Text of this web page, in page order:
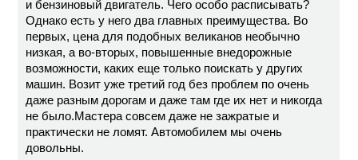
и бензиновый двигатель. Чего особо расписывать?
Однако есть у него два главных преимущества. Во
первых, цена для подобных великанов необычно
низкая, а во-вторых, повышенные внедорожные
возможности, каких еще только поискать у других
машин. Возит уже третий год без проблем по очень
даже разным дорогам и даже там где их нет и никогда
не было.Мастера совсем даже не зажратые и
практически не ломят. Автомобилем мы очень
довольны.